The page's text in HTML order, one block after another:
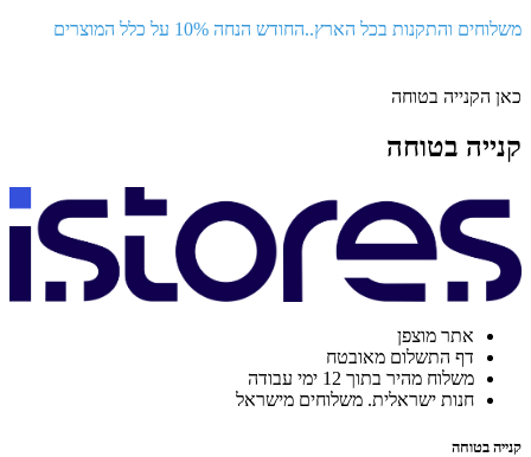
משלוחים והתקנות בכל הארץ..החודש הנחה 10% על כלל המוצרים
כאן הקנייה בטוחה
קנייה בטוחה
אתר מוצפן
דף התשלום מאובטח
משלוח מהיר בתוך 12 ימי עבודה
חנות ישראלית. משלוחים מישראל
קנייה בטוחה